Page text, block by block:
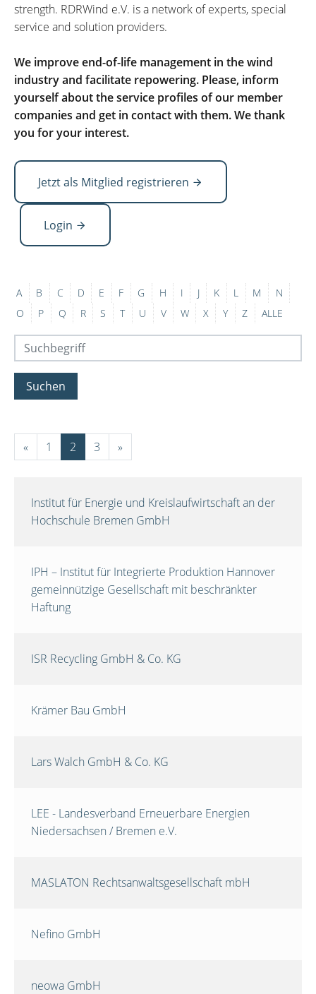
strength. RDRWind e.V. is a network of experts, special
service and solution providers.
We improve end-of-life management in the wind
industry and facilitate repowering. Please, inform
yourself about the service profiles of our member
companies and get in contact with them. We thank
you for your interest.
Jetzt als Mitglied registrieren
Login
A B C D E F G H I J K L M
N
O
P Q R S T U V W X Y Z ALLE
Suchen
« 1 2 3 »
Institut für Energie und Kreislaufwirtschaft an der
Hochschule Bremen GmbH
IPH – Institut für Integrierte Produktion Hannover
gemeinnützige Gesellschaft mit beschränkter
Haftung
ISR Recycling GmbH & Co. KG
Krämer Bau GmbH
Lars Walch GmbH & Co. KG
LEE - Landesverband Erneuerbare Energien
Niedersachsen / Bremen e.V.
MASLATON Rechtsanwaltsgesellschaft mbH
Nefino GmbH
neowa GmbH